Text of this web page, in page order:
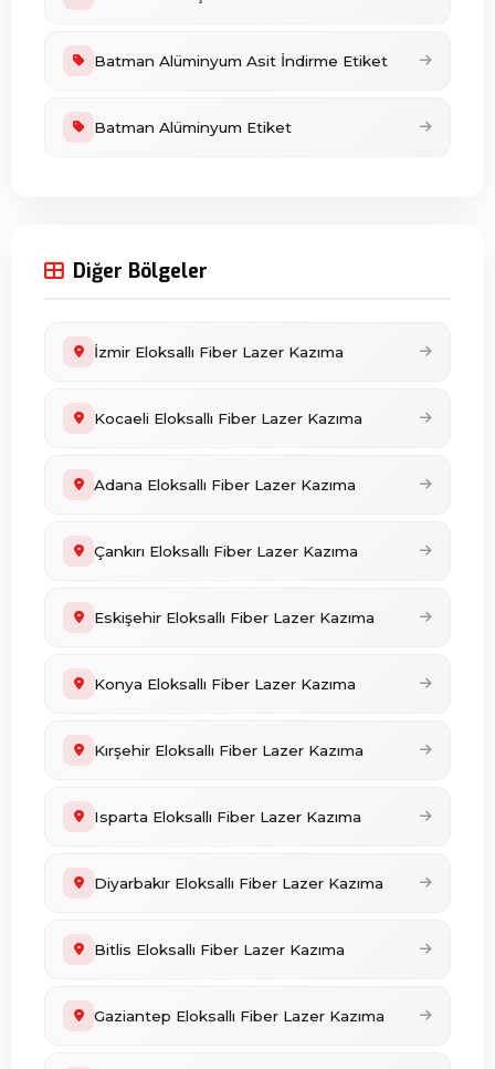
Batman Alüminyum Asit İndirme Etiket
Batman Alüminyum Etiket
Diğer Bölgeler
İzmir Eloksallı Fiber Lazer Kazıma
Kocaeli Eloksallı Fiber Lazer Kazıma
Adana Eloksallı Fiber Lazer Kazıma
Çankırı Eloksallı Fiber Lazer Kazıma
Eskişehir Eloksallı Fiber Lazer Kazıma
Konya Eloksallı Fiber Lazer Kazıma
Kırşehir Eloksallı Fiber Lazer Kazıma
Isparta Eloksallı Fiber Lazer Kazıma
Diyarbakır Eloksallı Fiber Lazer Kazıma
Bitlis Eloksallı Fiber Lazer Kazıma
Gaziantep Eloksallı Fiber Lazer Kazıma